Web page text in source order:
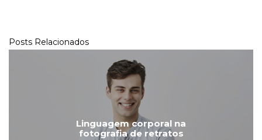
Posts Relacionados
Linguagem corporal na
fotografia de retratos